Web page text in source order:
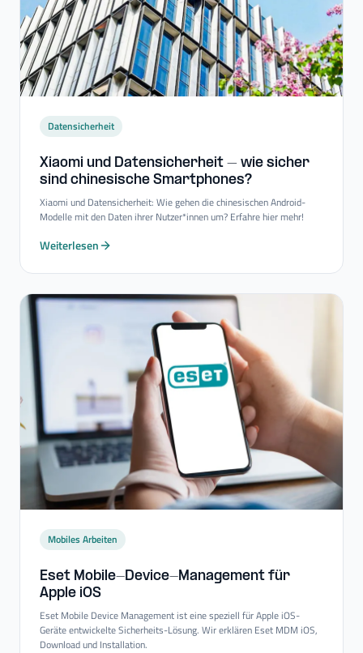
Datensicherheit
Xiaomi und Datensicherheit – wie sicher
sind chinesische Smartphones?
Xiaomi und Datensicherheit: Wie gehen die chinesischen Android-
Modelle mit den Daten ihrer Nutzer*innen um? Erfahre hier mehr!
Weiterlesen
Mobiles Arbeiten
Eset Mobile-​Device-​Management für
Apple iOS
Eset Mobile Device Management ist eine speziell für Apple iOS-
Geräte entwickelte Sicherheits-Lösung. Wir erklären Eset MDM iOS,
Download und Installation.